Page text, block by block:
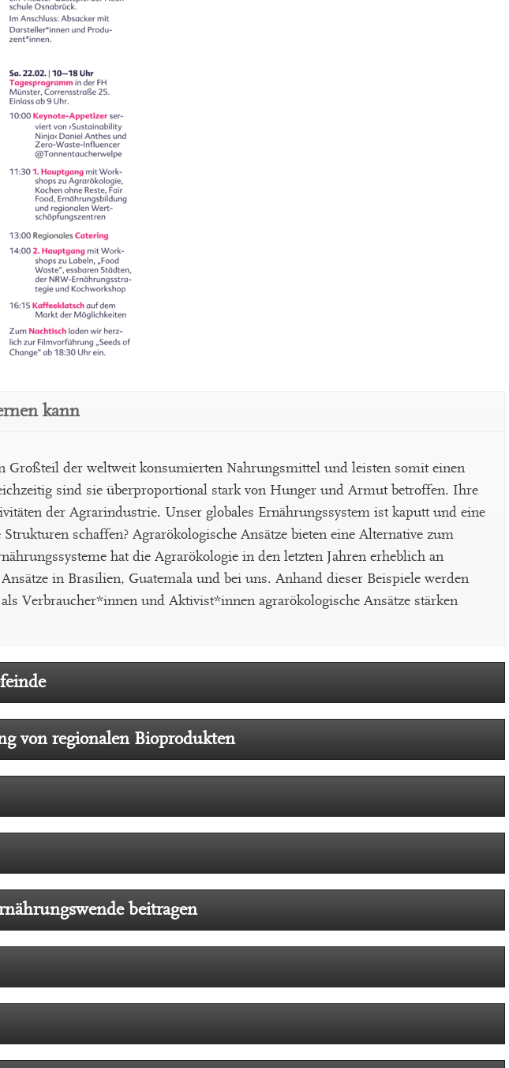
kann
der weltweit konsumierten Nahrungsmittel und leisten somit einen
sind sie überproportional stark von Hunger und Armut betroffen. Ihre
der Agrarindustrie. Unser globales Ernährungssystem ist kaputt und eine
schaffen? Agrarökologische Ansätze bieten eine Alternative zum
hat die Agrarökologie in den letzten Jahren erheblich an
in Brasilien, Guatemala und bei uns. Anhand dieser Beispiele werden
Verbraucher*innen und Aktivist*innen agrarökologische Ansätze stärken
von regionalen Bioprodukten
beitragen